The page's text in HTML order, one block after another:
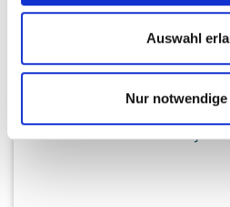
Auswahl
Nur
HARA
DE BELANGRIJKSTE
RICHTLIJNEN ENZ.: ALLES
PERSOONLIJKE